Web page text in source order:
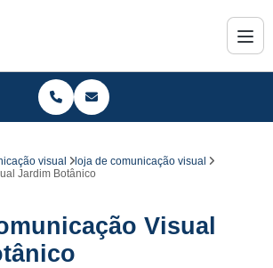
visual
loja de comunicação visual
Jardim Botânico
Visual